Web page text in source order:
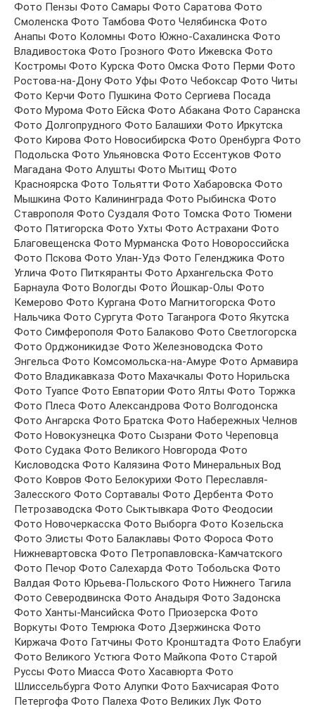
Фото Пензы Фото Самары Фото Саратова Фото
Смоленска Фото Тамбова Фото Челябинска Фото
Анапы Фото Коломны Фото Южно-Сахалинска Фото
Владивостока Фото Грозного Фото Ижевска Фото
Костромы Фото Курска Фото Омска Фото Перми Фото
Ростова-на-Дону Фото Уфы Фото Чебоксар Фото Читы
Фото Керчи Фото Пушкина Фото Сергиева Посада
Фото Мурома Фото Ейска Фото Абакана Фото Саранска
Фото Долгопрудного Фото Балашихи Фото Иркутска
Фото Кирова Фото Новосибирска Фото Оренбурга Фото
Подольска Фото Ульяновска Фото Ессентуков Фото
Магадана Фото Алушты Фото Мытищ Фото
Красноярска Фото Тольятти Фото Хабаровска Фото
Мышкина Фото Калининграда Фото Рыбинска Фото
Ставрополя Фото Суздаля Фото Томска Фото Тюмени
Фото Пятигорска Фото Ухты Фото Астрахани Фото
Благовещенска Фото Мурманска Фото Новороссийска
Фото Пскова Фото Улан-Удэ Фото Геленджика Фото
Углича Фото Питкяранты Фото Архангельска Фото
Барнаула Фото Вологды Фото Йошкар-Олы Фото
Кемерово Фото Кургана Фото Магнитогорска Фото
Нальчика Фото Сургута Фото Таганрога Фото Якутска
Фото Симферополя Фото Балаково Фото Светлогорска
Фото Орджоникидзе Фото Железноводска Фото
Энгельса Фото Комсомольска-на-Амуре Фото Армавира
Фото Владикавказа Фото Махачкалы Фото Норильска
Фото Туапсе Фото Евпатории Фото Ялты Фото Торжка
Фото Плеса Фото Александрова Фото Волгодонска
Фото Ангарска Фото Братска Фото Набережных Челнов
Фото Новокузнецка Фото Сызрани Фото Череповца
Фото Судака Фото Великого Новгорода Фото
Кисловодска Фото Калязина Фото Минеральных Вод
Фото Ковров Фото Белокурихи Фото Переславля-
Залесского Фото Сортавалы Фото Дербента Фото
Петрозаводска Фото Сыктывкара Фото Феодосии
Фото Новочеркасска Фото Выборга Фото Козельска
Фото Элисты Фото Балаклавы Фото Фороса Фото
Нижневартовска Фото Петропавловска-Камчатского
Фото Печор Фото Салехарда Фото Тобольска Фото
Валдая Фото Юрьева-Польского Фото Нижнего Тагила
Фото Северодвинска Фото Анадыря Фото Задонска
Фото Ханты-Мансийска Фото Приозерска Фото
Воркуты Фото Темрюка Фото Дзержинска Фото
Киржача Фото Гатчины Фото Кронштадта Фото Елабуги
Фото Великого Устюга Фото Майкопа Фото Старой
Руссы Фото Миасса Фото Хасавюрта Фото
Шлиссельбурга Фото Алупки Фото Бахчисарая Фото
Петергофа Фото Палеха Фото Великих Лук Фото